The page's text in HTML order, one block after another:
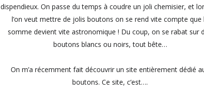
dispendieux. On passe du temps à coudre un joli chemisier, et
l’on veut mettre de jolis boutons on se rend vite compte que
somme devient vite astronomique ! Du coup, on se rabat sur
boutons blancs ou noirs, tout bête…
On m’a récemment fait découvrir un site entièrement dédié
boutons. Ce site, c’est….